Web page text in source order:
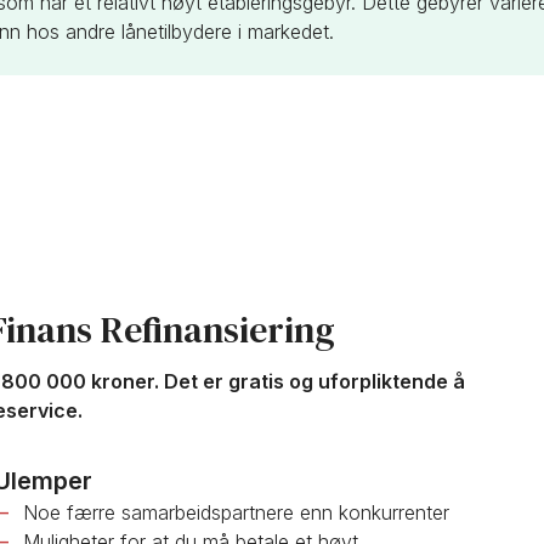
hos andre lånetilbydere i markedet.
Refinansiering
000 kroner. Det er gratis og uforpliktende å
Noe færre samarbeidspartnere enn konkurrenter